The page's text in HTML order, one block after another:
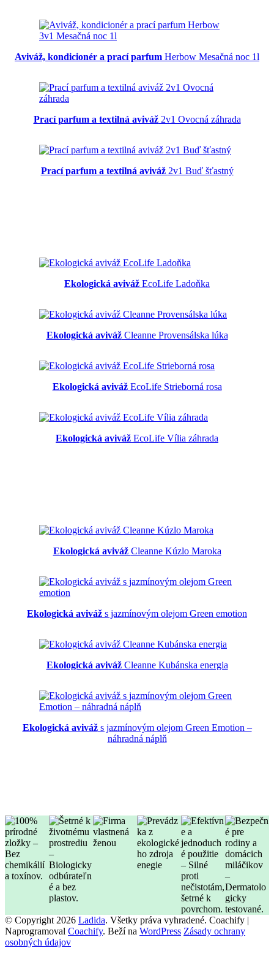
Aviváž, kondicionér a prací parfum Herbow Mesačná noc 1l
Prací parfum a textilná aviváž2v1 Ovocná záhrada
Prací parfum a textilná aviváž 2v1 Buď šťastný
Ekologická aviváž EcoLife Ladoňka
Ekologická avivážCleanne Provensálska lúka
Ekologická avivážEcoLife Strieborná rosa
Ekologická aviváž EcoLife Vília záhrada
Ekologická aviváž Cleanne Kúzlo Maroka
Ekologická aviváž s jazmínovým olejom Green emotion
Ekologická avivážCleanne Kubánska energia
Ekologická avivážs jazmínovým olejom Green Emotion –
náhradná náplň
© Copyright 2026 Ladida. Všetky práva vyhradené. Coachify |
Naprogramoval Coachify. Beží na WordPress Zásady ochrany
osobných údajov